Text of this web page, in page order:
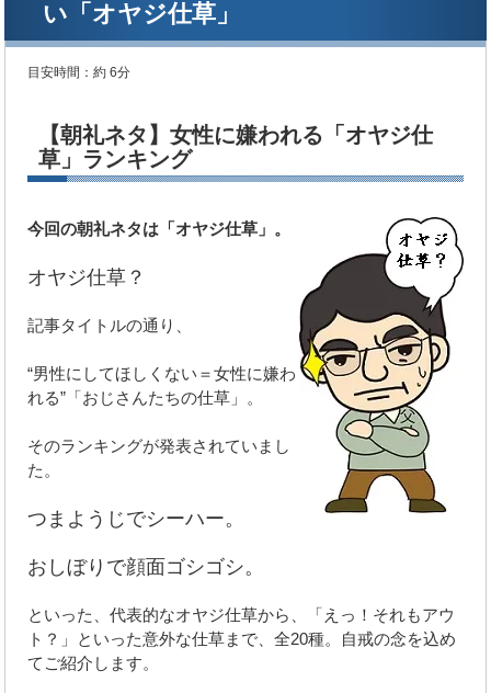
い「オヤジ仕草」
目安時間：約 6分
【朝礼ネタ】女性に嫌われる「オヤジ仕
草」ランキング
今回の朝礼ネタは「オヤジ仕草」。
オヤジ仕草？
記事タイトルの通り、
“男性にしてほしくない＝女性に嫌わ
れる”「おじさんたちの仕草」。
そのランキングが発表されていまし
た。
つまようじでシーハー。
おしぼりで顔面ゴシゴシ。
といった、代表的なオヤジ仕草から、「えっ！それもアウ
ト？」といった意外な仕草まで、全20種。自戒の念を込め
てご紹介します。